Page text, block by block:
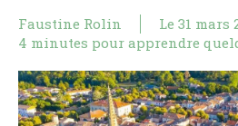
Faustine Rolin Le 31 mars
4 minutes pour apprendre